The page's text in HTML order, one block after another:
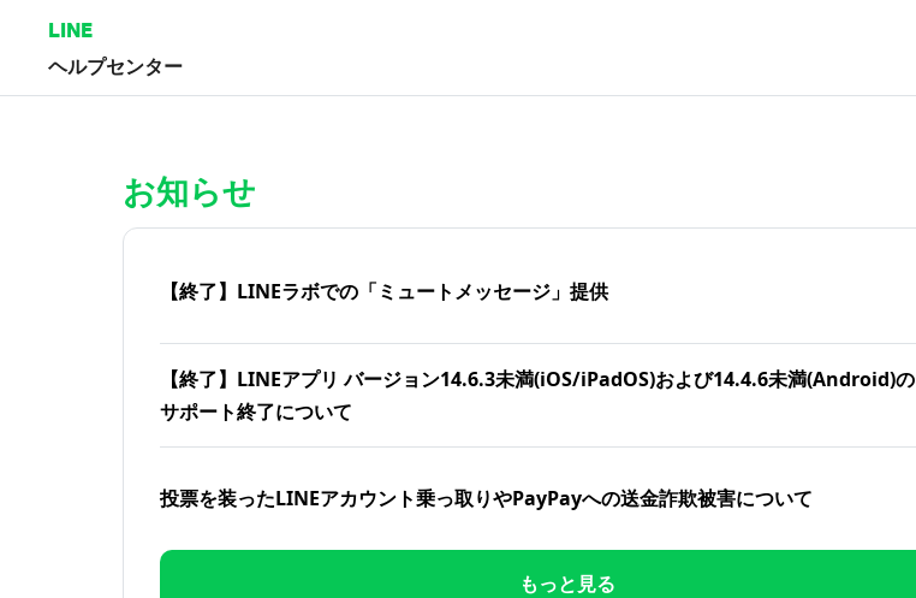
LINE
ヘルプセンター
お知らせ
【終了】LINEラボでの「ミュートメッセージ」提供
【終了】LINEアプリ バージョン14.6.3未満(iOS/iPadOS)および14.4.6未満(Android)の
サポート終了について
投票を装ったLINEアカウント乗っ取りやPayPayへの送金詐欺被害について
もっと見る